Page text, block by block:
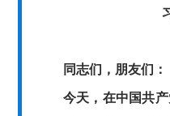
同志们，朋友们：
今天，在中国共产